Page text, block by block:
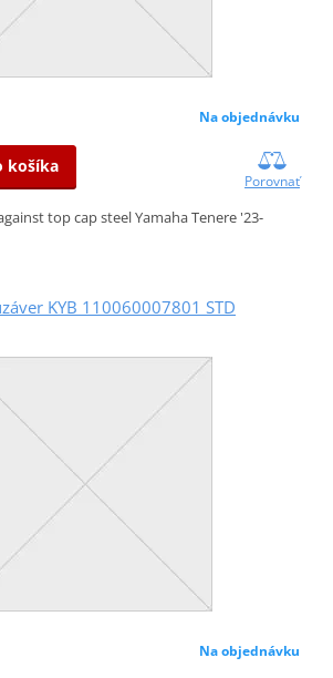
Na objednávku
košíka
Porovnať
top cap steel Yamaha Tenere '23-
KYB 110060007801 STD
Na objednávku